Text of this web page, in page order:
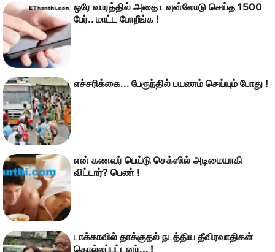
ஒரே வாரத்தில் அதை டவுன்லோடு செய்த 1500
பேர்.. மாட்ட போறீங்க !
எச்சரிக்கை... பேரூந்தில் பயணம் செய்யும் போது !
என் கணவர் பெய்டு செக்ஸில் அடிமையாகி
விட்டார்? பெண் !
டாக்காவில் தாக்குதல் நடத்திய தீவிரவாதிகள்
கொல்லப்பட்டனர்... !